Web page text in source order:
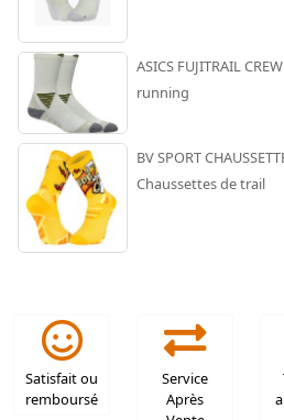
ASICS FUJITRAIL
running
BV SPORT
Chaussettes de trail
Satisfait ou
remboursé
Service
Après